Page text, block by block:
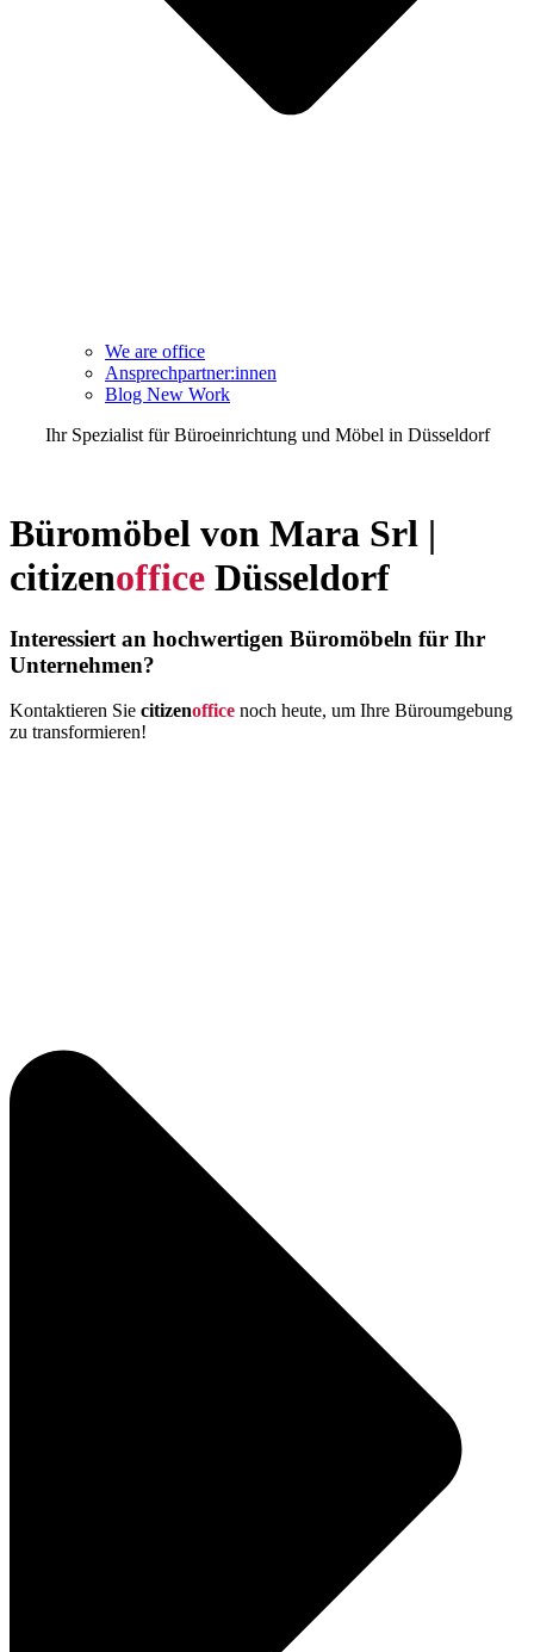
We are office
Ansprechpartner:innen
Blog New Work
Ihr Spezialist für Büroeinrichtung und Möbel in Düsseldorf
Büromöbel von Mara Srl |
citizenoffice Düsseldorf
Interessiert an hochwertigen Büromöbeln für Ihr
Unternehmen?
Kontaktieren Sie citizenoffice noch heute, um Ihre Büroumgebung
zu transformieren!